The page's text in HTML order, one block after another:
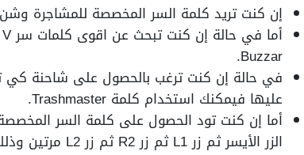
إن كنت تريد كلمة السر المخصصة للمشاجرة وشن الهجوم
Buzzar.
في حالة إن كنت ترغب بالحصول على شاحنة كي
عليها فيمكنك استخدام كلمة Trashmaster.
أما إن كنت تود الحصول على كلمة السر
الزر الأيسر ثم زر L1 ثم زر R2 ثم زر L2 مرتين وذلك إن كنت تستخدم جهاز بلاي ستيشن.